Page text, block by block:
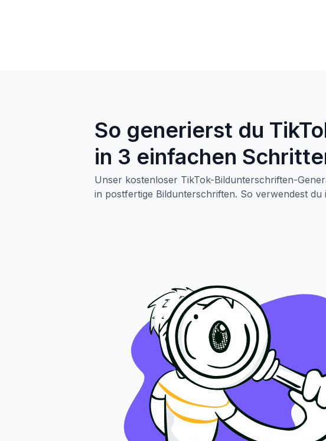
So generierst du
in 3 einfachen
Unser kostenloser TikTok-Bildunterschriften-
in postfertige Bildunterschriften. So verwendest du